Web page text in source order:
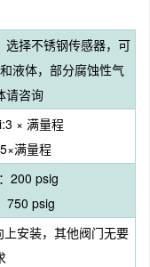
选择不锈钢传感器，可
液体，部分腐蚀性气
请咨询
× 满量程
满量程
200 psig
750 psig
安装，其他阀门无要